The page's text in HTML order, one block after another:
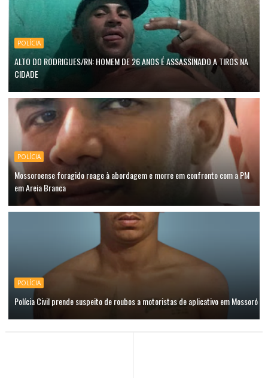
POLÍCIA
ALTO DO RODRIGUES/RN: HOMEM DE 26 ANOS É ASSASSINADO A TIROS NA
CIDADE
POLÍCIA
Mossoroense foragido reage à abordagem e morre em confronto com a PM
em Areia Branca
POLÍCIA
Polícia Civil prende suspeito de roubos a motoristas de aplicativo em Mossoró